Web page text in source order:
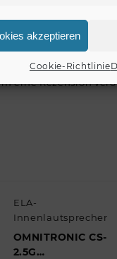
akzeptieren
Cookie-Richtlinie
für
eine Rezension
ELA-
Innenlautsprecher
OMNITRONIC CS-
2.5G